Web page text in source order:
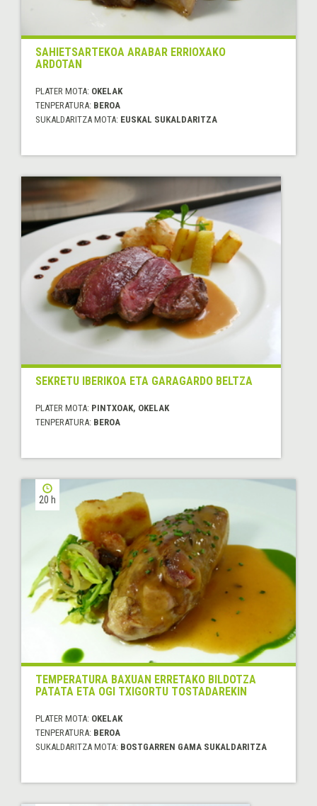
SAHIETSARTEKOA ARABAR ERRIOXAKO
ARDOTAN
PLATER MOTA: OKELAK
TENPERATURA: BEROA
SUKALDARITZA MOTA: EUSKAL SUKALDARITZA
SEKRETU IBERIKOA ETA GARAGARDO BELTZA
PLATER MOTA: PINTXOAK, OKELAK
TENPERATURA: BEROA
20 h
TEMPERATURA BAXUAN ERRETAKO BILDOTZA
PATATA ETA OGI TXIGORTU TOSTADAREKIN
PLATER MOTA: OKELAK
TENPERATURA: BEROA
SUKALDARITZA MOTA: BOSTGARREN GAMA SUKALDARITZA